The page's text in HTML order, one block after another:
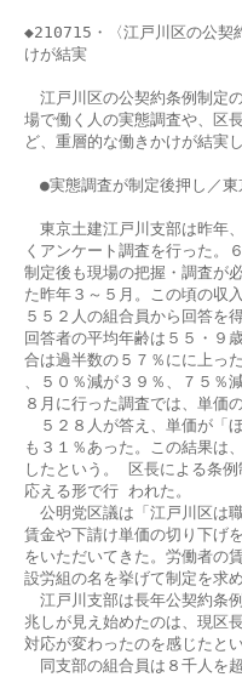
◆210715・〈江戸川区の公契
けが結実
江戸川区の公契約条例制定
場で働く人の実態調査や、区
ど、重層的な働きかけが結実
●実態調査が制定後押し／東
東京土建江戸川支部は昨年
くアンケート調査を行った。
制定後も現場の把握・調査が
た昨年３～５月。この頃の収
５５２人の組合員から回答を得
回答者の平均年齢は５５・９
合は過半数の５７％にに上っ
、５０％減が３９％、７５％
８月に行った調査では、単価
５２８人が答え、単価が「
も３１％あった。この結果は
したという。 区長による条
応える形で行 われた。
公明党区議は「江戸川区は
賃金や下請け単価の切り下げ
をいただいてきた。労働者の
設労組の名を挙げて制定を求め
江戸川支部は長年公契約条
兆しが見え始めたのは、現区
対応が変わったのを感じたとい
同支部の組合員は８千人を